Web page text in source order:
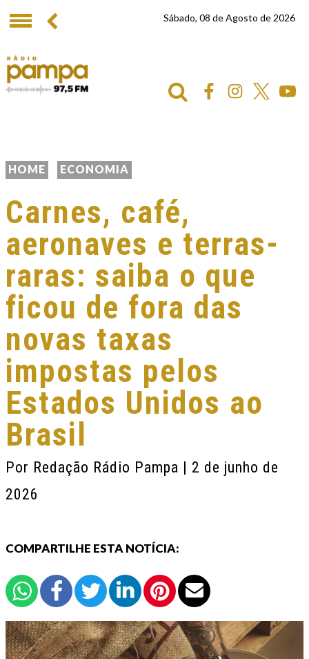
Sábado, 08 de Agosto de 2026
HOME ECONOMIA
Carnes, café,
aeronaves e terras-
raras: saiba o que
ficou de fora das
novas taxas
impostas pelos
Estados Unidos ao
Brasil
Por Redação Rádio Pampa | 2 de junho de
2026
COMPARTILHE ESTA NOTÍCIA: